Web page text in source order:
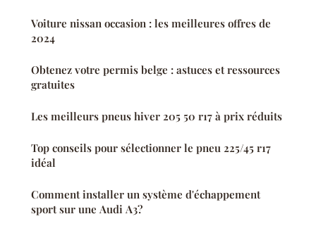
Voiture nissan occasion : les meilleures offres de
2024
Obtenez votre permis belge : astuces et ressources
gratuites
Les meilleurs pneus hiver 205 50 r17 à prix réduits
Top conseils pour sélectionner le pneu 225/45 r17
idéal
Comment installer un système d'échappement
sport sur une Audi A3?